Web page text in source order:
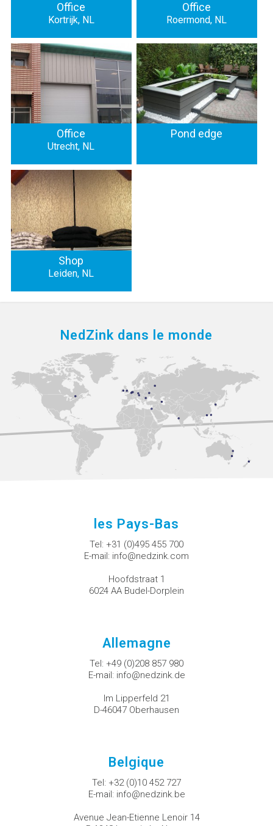
Office
Kortrijk, NL
Office
Roermond, NL
Office
Utrecht, NL
Pond edge
Shop
Leiden, NL
NedZink dans le monde
les Pays-Bas
Tel: +31 (0)495 455 700
E-mail: info@nedzink.com
Hoofdstraat 1
6024 AA Budel-Dorplein
Allemagne
Tel: +49 (0)208 857 980
E-mail: info@nedzink.de
Im Lipperfeld 21
D-46047 Oberhausen
Belgique
Tel: +32 (0)10 452 727
E-mail: info@nedzink.be
Avenue Jean-Etienne Lenoir 14